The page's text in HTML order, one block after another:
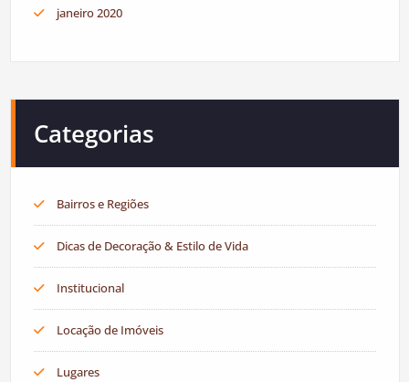
janeiro 2020
Categorias
Bairros e Regiões
Dicas de Decoração & Estilo de Vida
Institucional
Locação de Imóveis
Lugares